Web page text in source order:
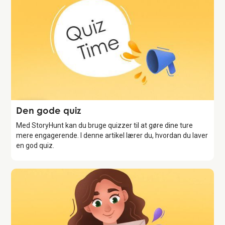
Feature
Den gode quiz
Med StoryHunt kan du bruge quizzer til at gøre dine ture
mere engagerende. I denne artikel lærer du, hvordan du laver
en god quiz.